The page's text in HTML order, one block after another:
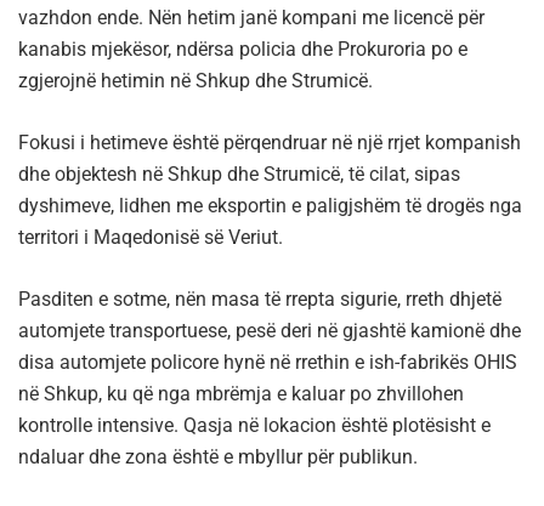
vazhdon ende. Nën hetim janë kompani me licencë për
kanabis mjekësor, ndërsa policia dhe Prokuroria po e
zgjerojnë hetimin në Shkup dhe Strumicë.
Fokusi i hetimeve është përqendruar në një rrjet kompanish
dhe objektesh në Shkup dhe Strumicë, të cilat, sipas
dyshimeve, lidhen me eksportin e paligjshëm të drogës nga
territori i Maqedonisë së Veriut.
Pasditen e sotme, nën masa të rrepta sigurie, rreth dhjetë
automjete transportuese, pesë deri në gjashtë kamionë dhe
disa automjete policore hynë në rrethin e ish-fabrikës OHIS
në Shkup, ku që nga mbrëmja e kaluar po zhvillohen
kontrolle intensive. Qasja në lokacion është plotësisht e
ndaluar dhe zona është e mbyllur për publikun.